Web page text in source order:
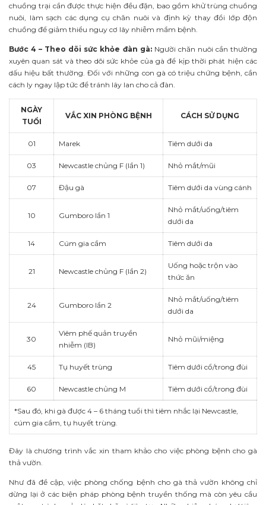
chuồng trại cần được thực hiện đều đặn, bao gồm khử trùng chuồng
nuôi, làm sạch các dụng cụ chăn nuôi và định kỳ thay đổi lớp độn
chuồng để giảm thiểu nguy cơ lây nhiễm mầm bệnh.
Bước 4 – Theo dõi sức khỏe đàn gà:Người chăn nuôi cần thường
xuyên quan sát và theo dõi sức khỏe của gà để kịp thời phát hiện các
dấu hiệu bất thường. Đối với những con gà có triệu chứng bệnh, cần
cách ly ngay lập tức để tránh lây lan cho cả đàn.
NGÀY
TUỔI
VẮC XIN PHÒNG BỆNH CÁCH SỬ DỤNG
01 Marek Tiêm dưới da
03 Newcastle chủng F (lần 1) Nhỏ mắt/mũi
07 Đậu gà Tiêm dưới da vùng cánh
10 Gumboro lần 1
Nhỏ mắt/uống/tiêm
dưới da
14 Cúm gia cầm Tiêm dưới da
21 Newcastle chủng F (lần 2)
Uống hoặc trộn vào
thức ăn
24 Gumboro lần 2
Nhỏ mắt/uống/tiêm
dưới da
30
Viêm phế quản truyền
nhiễm (IB)
Nhỏ mũi/miệng
45 Tụ huyết trùng Tiêm dưới cổ/trong đùi
60 Newcastle chủng M Tiêm dưới cổ/trong đùi
*Sau đó, khi gà được 4 – 6 tháng tuổi thì tiêm nhắc lại Newcastle,
cúm gia cầm, tụ huyết trùng.
Đây là chương trình vắc xin tham khảo cho việc phòng bệnh cho gà
thả vườn.
Như đã đề cập, việc phòng chống bệnh cho gà thả vườn không chỉ
dừng lại ở các biện pháp phòng bệnh truyền thống mà còn yêu cầu